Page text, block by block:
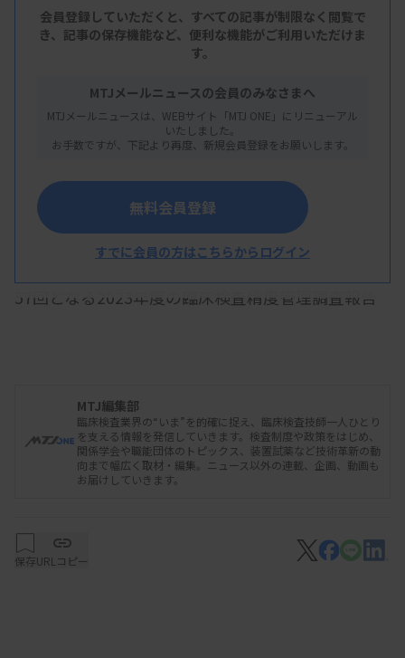
5年ぶりの通常開催となり約600人が参加した
57回となる2023年度の臨床検査精度管理調査報告
てフェリチン、PT-INRが他の項目と比べてD評価の
割合が高い結果となった。
必要性などを踏まえて臨床検査精度管理検討委員会
会員登録していただくと、すべての記事が制限なく閲覧で
き、 記事の保存機能など、便利な機能がご利用いただけま
す。
MTJメールニュースの会員のみなさまへ
MTJメールニュースは、WEBサイト「MTJ ONE」にリニューアル
いたしました。
お手数ですが、下記より再度、新規会員登録をお願いします。
無料会員登録
すでに会員の方はこちらからログイン
MTJ編集部
臨床検査業界の“いま”を的確に捉え、臨床検査技師一人ひとり
を支える情報を発信していきます。検査制度や政策をはじめ、
関係学会や職能団体のトピックス、装置試薬など技術革新の動
向まで幅広く取材・編集。ニュース以外の連載、企画、動画も
お届けしていきます。
保存URLコピー